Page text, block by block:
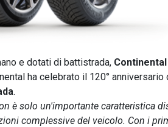
e dotati di battistrada, Continental
ha celebrato il 120° anniversario
.
è solo un'importante caratteristica
complessive del veicolo. Con i